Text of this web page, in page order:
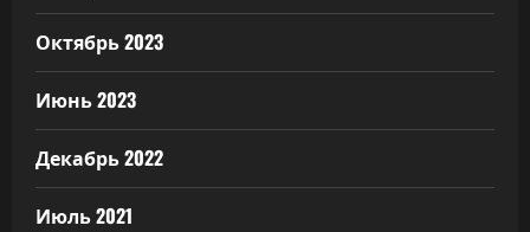
Октябрь 2023
Июнь 2023
Декабрь 2022
Июль 2021